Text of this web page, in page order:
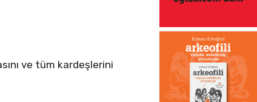
ve tüm kardeşlerini